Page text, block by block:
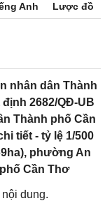
Anh Lược đồ
nhân dân Thành
2682/QĐ-UB
Thành phố Cần
tiết - tỷ lệ 1/500
phường An
Cần Thơ
dung.